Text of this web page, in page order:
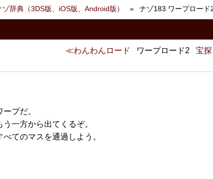
ゾ辞典（3DS版、iOS版、Android版） ナゾ183 ワープロード
わんわんロード ワープロード2
宝
プだ。
一方から出てくるぞ。
てのマスを通過しよう。